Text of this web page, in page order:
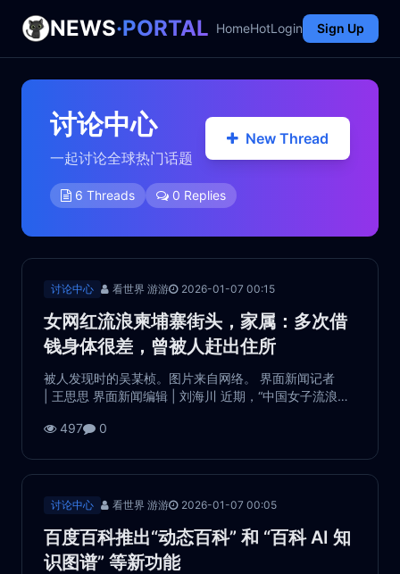
NEWS·PORTAL HomeHotLogin Sign Up
讨论中心
一起讨论全球热门话题
New Thread
6 Threads 0 Replies
讨论中心 看世界 游游 2026-01-07 00:15
女网红流浪柬埔寨街头，家属：多次借
钱身体很差，曾被人赶出住所
被人发现时的吴某桢。图片来自网络。 界面新闻记者
| 王思思 界面新闻编辑 | 刘海川 近期，“中国女子流浪柬
示，该女子反戴着墨镜，席地而坐，手中还握有一张疑
497 0
讨论中心 看世界 游游 2026-01-07 00:05
百度百科推出“动态百科” 和 “百科 AI 知
识图谱” 等新功能